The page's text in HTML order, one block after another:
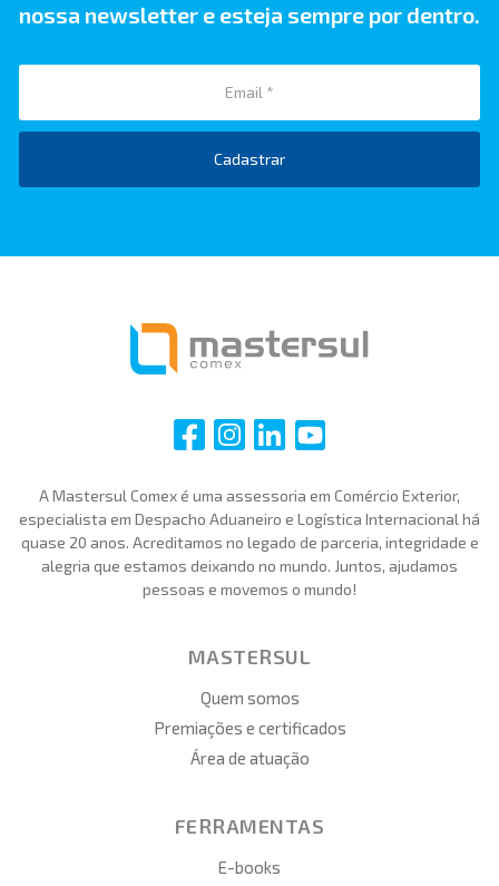
nossa newsletter e esteja sempre por dentro.
Cadastrar
i i i i
A Mastersul Comex é uma assessoria em Comércio Exterior,
especialista em Despacho Aduaneiro e Logística Internacional há
quase 20 anos. Acreditamos no legado de parceria, integridade e
alegria que estamos deixando no mundo. Juntos, ajudamos
pessoas e movemos o mundo!
MASTERSUL
Quem somos
Premiações e certificados
Área de atuação
FERRAMENTAS
E-books